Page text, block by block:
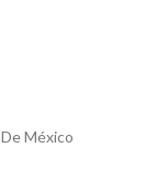
México